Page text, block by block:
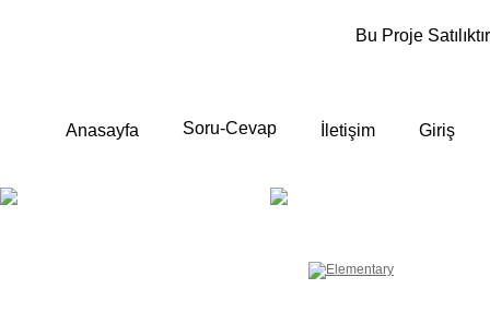
Bu Proje
Anasayfa Soru-Cevap İletişim Giriş